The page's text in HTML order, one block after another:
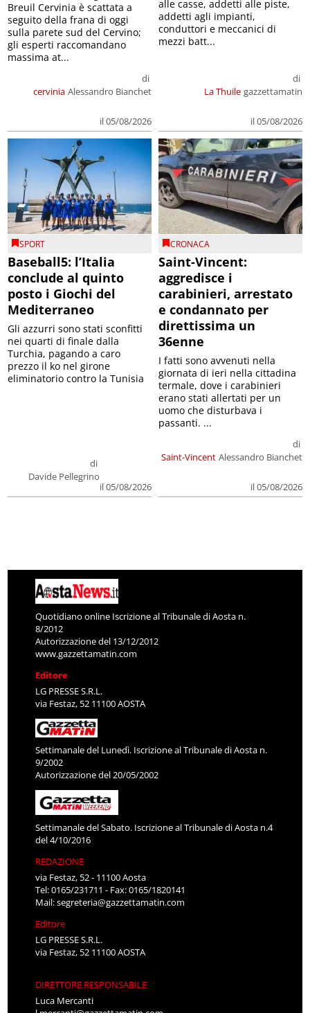
cervinia
di
Alessandro Bianchet
il 05/08/2026
Breuil Cervinia è scattata a
seguito della frana di oggi
sulla parete sud del Cervino;
gli esperti raccomandano
massima at...
La Thuile
di
gazzettamatin
il 05/08/2026
alle casse, addetti alle piste,
addetti agli impianti,
conduttori e meccanici di
mezzi batt...
SPORT
Baseball5: l’Italia
conclude al quinto
posto i Giochi del
Mediterraneo
di
Davide Pellegrino
il 05/08/2026
Gli azzurri sono stati sconfitti
nei quarti di finale dalla
Turchia, pagando a caro
prezzo il ko nel girone
eliminatorio contro la Tunisia
CRONACA
Saint-Vincent:
aggredisce i
carabinieri, arrestato
e condannato per
direttissima un
36enne
Saint-Vincent
di
Alessandro Bianchet
il 05/08/2026
I fatti sono avvenuti nella
giornata di ieri nella cittadina
termale, dove i carabinieri
erano stati allertati per un
uomo che disturbava i
passanti. ...
Quotidiano online Iscrizione al Tribunale di Aosta n.
8/2012
Autorizzazione del 13/12/2012
www.gazzettamatin.com
Editore
LG PRESSE S.R.L.
via Festaz, 52 11100 AOSTA
Settimanale del Lunedì. Iscrizione al Tribunale di Aosta n.
9/2002
Autorizzazione del 20/05/2002
Settimanale del Sabato. Iscrizione al Tribunale di Aosta n.4
del 4/10/2016
REDAZIONE
via Festaz, 52 - 11100 Aosta
Tel: 0165/231711 - Fax: 0165/1820141
Mail:segreteria@gazzettamatin.com
Editore
LG PRESSE S.R.L.
via Festaz, 52 11100 AOSTA
DIRETTORE RESPONSABILE
Luca Mercanti